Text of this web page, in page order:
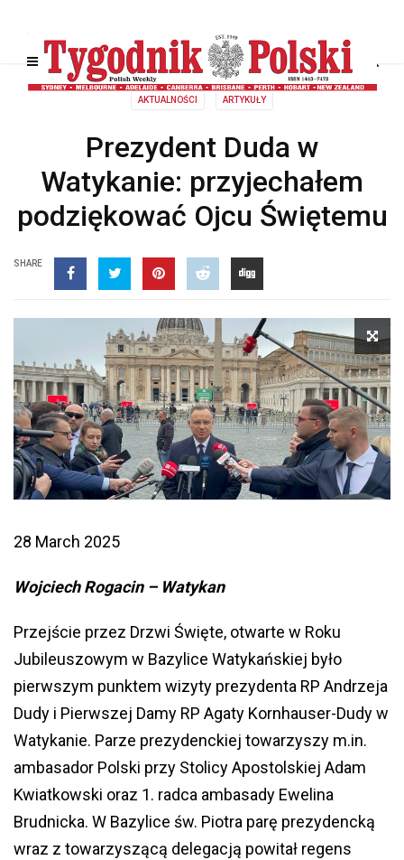
AKTUALNOŚCI ARTYKUŁY
Prezydent Duda w
Watykanie: przyjechałem
podziękować Ojcu Świętemu
SHARE
28 March 2025
Wojciech Rogacin – Watykan
Przejście przez Drzwi Święte, otwarte w Roku
Jubileuszowym w Bazylice Watykańskiej było
pierwszym punktem wizyty prezydenta RP Andrzeja
Dudy i Pierwszej Damy RP Agaty Kornhauser-Dudy w
Watykanie. Parze prezydenckiej towarzyszy m.in.
ambasador Polski przy Stolicy Apostolskiej Adam
Kwiatkowski oraz 1. radca ambasady Ewelina
Brudnicka. W Bazylice św. Piotra parę prezydencką
wraz z towarzyszącą delegacją powitał regens